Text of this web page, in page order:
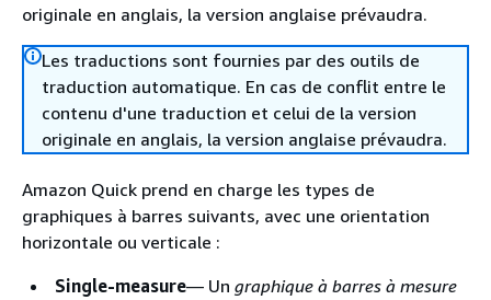
originale en anglais, la version anglaise prévaudra.
Les traductions sont fournies par des outils de
traduction automatique. En cas de conflit entre le
contenu d'une traduction et celui de la version
originale en anglais, la version anglaise prévaudra.
Amazon Quick prend en charge les types de
graphiques à barres suivants, avec une orientation
horizontale ou verticale :
Single-measure— Un graphique à barres à mesure